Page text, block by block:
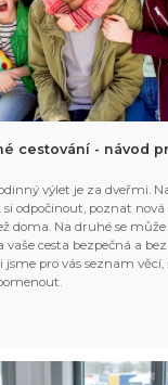
cestování - návod
výlet je za dveřmi.
si odpočinout, poznat
doma. Na druhé se
vaše cesta bezpečná a
jsme pro vás seznam